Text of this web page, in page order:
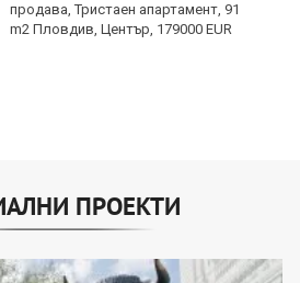
продава, Тристаен апартамент, 91
m2 Пловдив, Център, 179000 EUR
ПРОЕКТИ